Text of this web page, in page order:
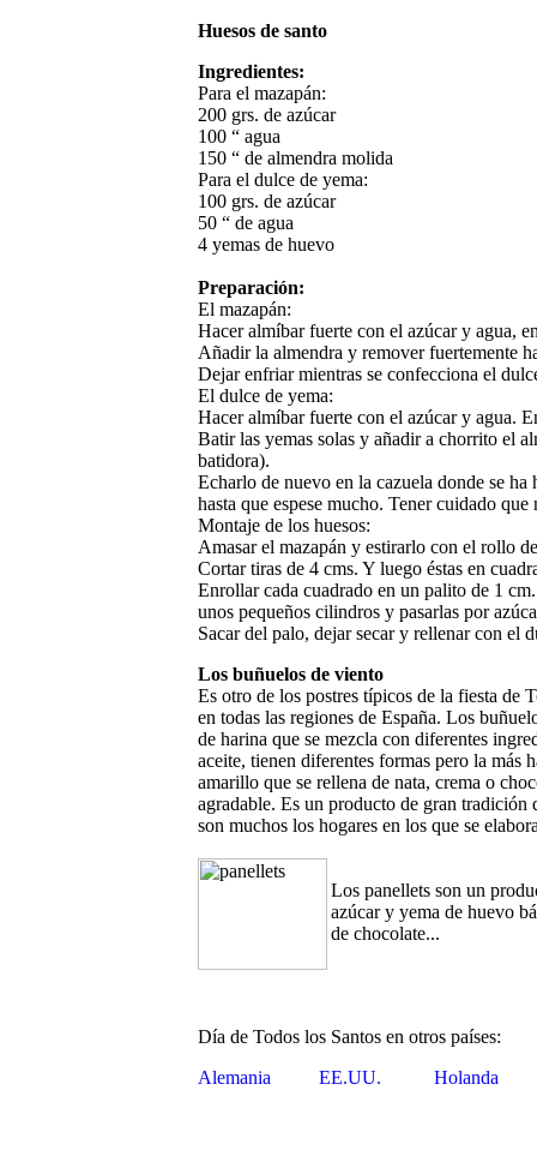
Huesos de santo
Ingredientes:
Para el mazapán:
200 grs. de azúcar
100 “ agua
150 “ de almendra molida
Para el dulce de yema:
100 grs. de azúcar
50 “ de agua
4 yemas de huevo
Preparación:
El mazapán:
Hacer almíbar fuerte con el azúcar y agua,
Añadir la almendra y remover fuertemente
Dejar enfriar mientras se confecciona el
El dulce de yema:
Hacer almíbar fuerte con el azúcar y agua.
Batir las yemas solas y añadir a chorrito el
batidora).
Echarlo de nuevo en la cazuela donde se
hasta que espese mucho. Tener cuidado
Montaje de los huesos:
Amasar el mazapán y estirarlo con el rollo
Cortar tiras de 4 cms. Y luego éstas en
Enrollar cada cuadrado en un palito de 1
unos pequeños cilindros y pasarlas por
Sacar del palo, dejar secar y rellenar con el
Los buñuelos de viento
Es otro de los postres típicos de la fiesta de
en todas las regiones de España. Los
de harina que se mezcla con diferentes
aceite, tienen diferentes formas pero la más
amarillo que se rellena de nata, crema o
agradable. Es un producto de gran tradición
son muchos los hogares en los que se
Los panellets son un
azúcar y yema de huevo
de chocolate...
Día de Todos los Santos en otros países:
Alemania
EE.UU. Holanda